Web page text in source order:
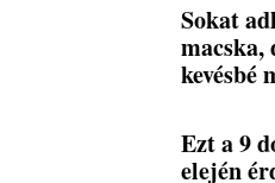
Sokat
macska,
kevésbé
Ezt a 9
elején